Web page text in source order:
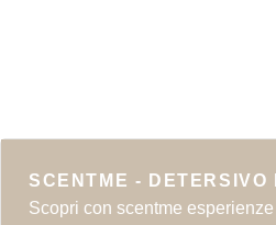
SCENTME - DETERSIVO
Scopri con scentme